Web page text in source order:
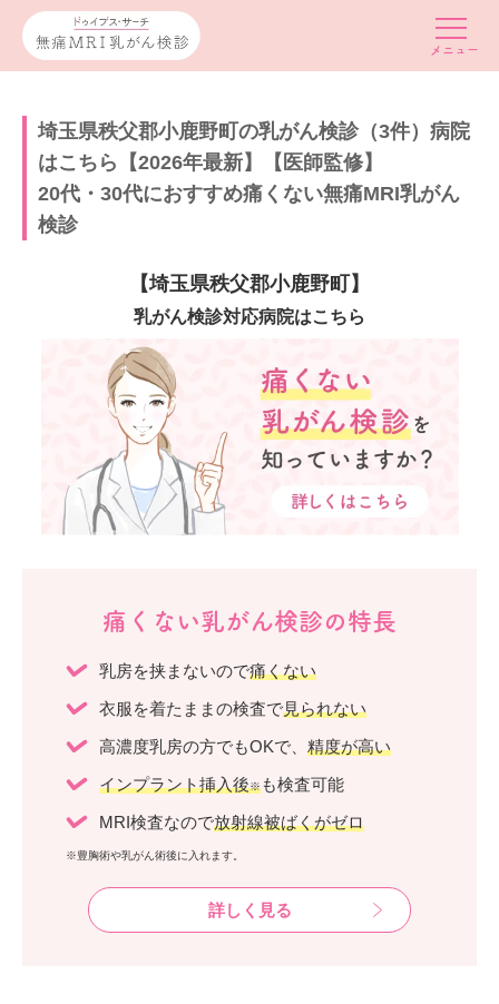
埼玉県秩父郡小鹿野町の乳がん検診（3件）病院
はこちら【2026年最新】【医師監修】
20代・30代におすすめ痛くない無痛MRI乳がん
検診
【埼玉県秩父郡小鹿野町】
乳がん検診対応病院はこちら
痛くない乳がん検診の特長
乳房を挟まないので痛くない
衣服を着たままの検査で見られない
高濃度乳房の方でもOKで、 精度が高い
インプラント挿入後※ も検査可能
MRI検査なので放射線被ばくがゼロ
※豊胸術や乳がん術後に入れます。
詳しく見る